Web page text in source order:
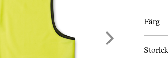
Färg
Storlek